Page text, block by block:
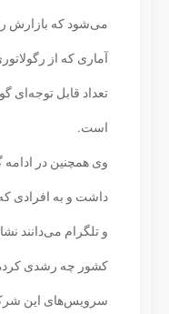
می‌شود که بازارش
آماری که از
تعداد قابل توجه‌ای
است.
وی همچنین در
داشت و به افرادی
و تلگرام می‌دانند
کشور چه رشدی کرده
سرویس‌های این